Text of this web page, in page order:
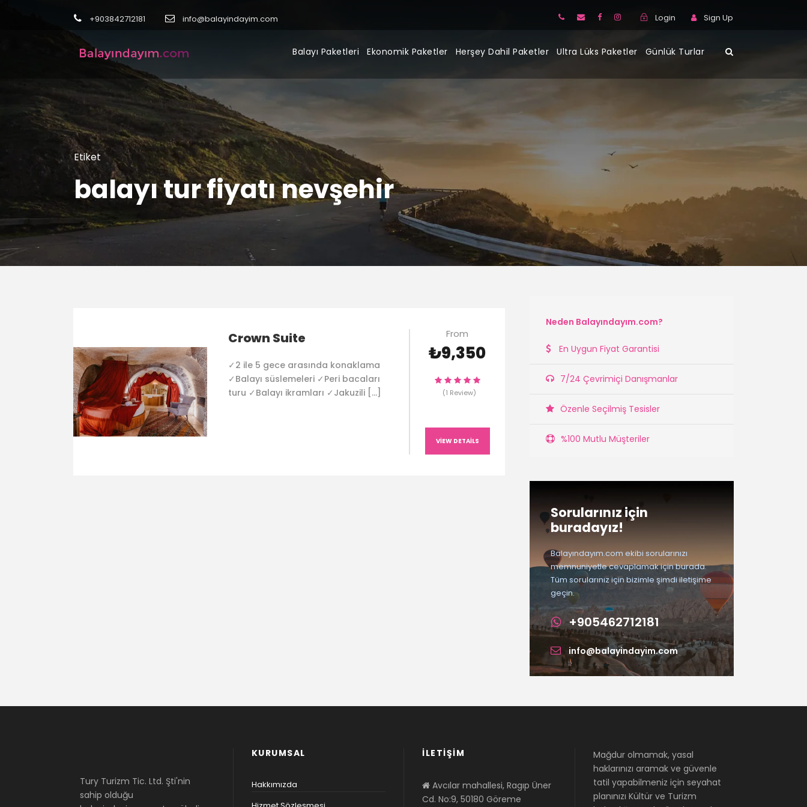
+903842712181 info@balayindayim.com Login Sign Up
Balayı Paketleri Ekonomik Paketler Herşey Dahil Paketler Ultra Lüks Paketler Günlük Turlar
Etiket
balayı tur fiyatı nevşehir
Crown Suite
✓2 ile 5 gece arasında konaklama
✓Balayı süslemeleri ✓Peri bacaları
turu ✓Balayı ikramları ✓Jakuzili […]
From
₺9,350
(1 Review)
VIEW DETAILS
Neden Balayındayım.com?
En Uygun Fiyat Garantisi
7/24 Çevrimiçi Danışmanlar
Özenle Seçilmiş Tesisler
%100 Mutlu Müşteriler
Sorularınız için
buradayız!
Balayındayım.com ekibi sorularınızı
memnuniyetle cevaplamak için burada.
Tüm sorularınız için bizimle şimdi iletişime
geçin.
+905462712181
info@balayindayim.com
Tury Turizm Tic. Ltd. Şti'nin
sahip olduğu
KURUMSAL
Hakkımızda
İLETİŞİM
Avcılar mahallesi, Ragıp Üner
Cd. No:9, 50180 Göreme
Mağdur olmamak, yasal
haklarınızı aramak ve güvenle
tatil yapabilmeniz için seyahat
planınızı Kültür ve Turizm